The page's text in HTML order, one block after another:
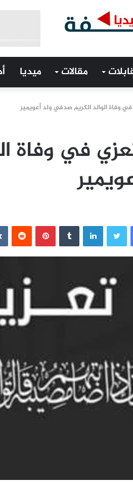
مقالات ميديا
وفاة الوالد الكريم صدفي ولد أعويمير
في وفاة
فيسبوك لينكدإن بينتيريست